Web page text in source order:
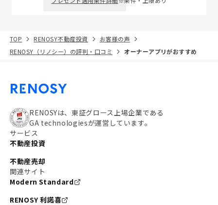
TOP RENOSY不動産投資
お客様の声
RENOSY（リノシー）の評判・口コミ
オーナーアプリがおすすめ
RENOSYは、東証グロース上場企業である
GA technologiesが運営しています。
サービス
不動産投資
不動産売却
関連サイト
Modern Standard
RENOSY 利諾喜